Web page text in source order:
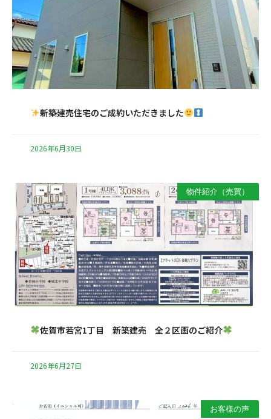
新築建売住宅のご成約いただきました
2026年6月30日
物件紹介（売買）
佐賀市若宮1丁目 新築建売 全２区画のご紹介
2026年6月27日
お客様の声